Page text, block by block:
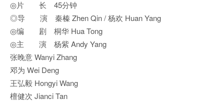
◎片 长 45分钟
◎导 演 秦榛 Zhen Qin / 杨欢 Huan Yang
◎编 剧 桐华 Hua Tong
◎主 演 杨紫 Andy Yang
张晚意 Wanyi Zhang
邓为 Wei Deng
王弘毅 Hongyi Wang
檀健次 Jianci Tan